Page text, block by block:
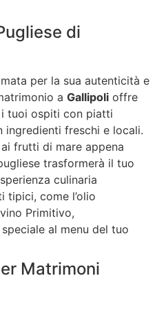
di
per la sua autenticità e
a Gallipoli offre
tuoi ospiti con piatti
freschi e locali.
frutti di mare appena
trasformerà il tuo
culinaria
tipici, come l’olio
Primitivo,
al menu del tuo
Matrimoni